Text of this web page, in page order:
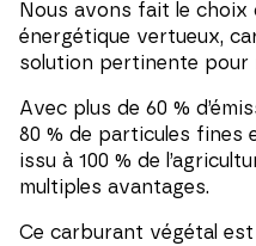
Nous avons fait le choix
énergétique vertueux,
solution pertinente pour
Avec plus de 60 %
80 % de particules fines
issu à 100 % de
multiples avantages.
Ce carburant végétal est